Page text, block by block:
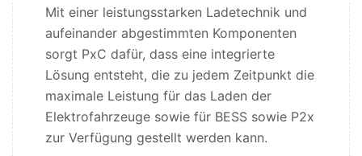
Mit einer leistungsstarken Ladetechnik und
aufeinander abgestimmten Komponenten
sorgt PxC dafür, dass eine integrierte
Lösung entsteht, die zu jedem Zeitpunkt die
maximale Leistung für das Laden der
Elektrofahrzeuge sowie für BESS sowie P2x
zur Verfügung gestellt werden kann.